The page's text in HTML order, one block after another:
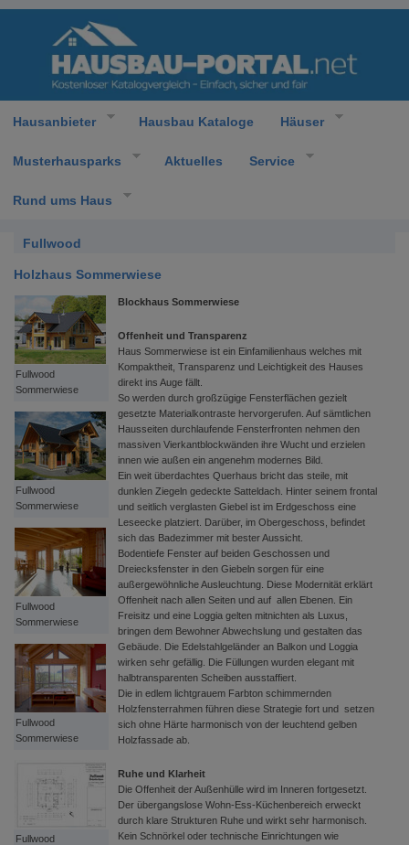
Hausanbieter Hausbau Kataloge Häuser
Musterhausparks Aktuelles Service
Rund ums Haus
Fullwood
Holzhaus Sommerwiese
Fullwood
Sommerwiese
Fullwood
Sommerwiese
Fullwood
Sommerwiese
Fullwood
Sommerwiese
Fullwood
Blockhaus Sommerwiese
Offenheit und Transparenz
Haus Sommerwiese ist ein Einfamilienhaus welches mit
Kompaktheit, Transparenz und Leichtigkeit des Hauses
direkt ins Auge fällt.
So werden durch großzügige Fensterflächen gezielt
gesetzte Materialkontraste hervorgerufen. Auf sämtlichen
Hausseiten durchlaufende Fensterfronten nehmen den
massiven Vierkantblockwänden ihre Wucht und erzielen
innen wie außen ein angenehm modernes Bild.
Ein weit überdachtes Querhaus bricht das steile, mit
dunklen Ziegeln gedeckte Satteldach. Hinter seinem frontal
und seitlich verglasten Giebel ist im Erdgeschoss eine
Leseecke platziert. Darüber, im Obergeschoss, befindet
sich das Badezimmer mit bester Aussicht.
Bodentiefe Fenster auf beiden Geschossen und
Dreiecksfenster in den Giebeln sorgen für eine
außergewöhnliche Ausleuchtung. Diese Modernität erklärt
Offenheit nach allen Seiten und auf allen Ebenen. Ein
Freisitz und eine Loggia gelten mitnichten als Luxus,
bringen dem Bewohner Abwechslung und gestalten das
Gebäude. Die Edelstahlgeländer an Balkon und Loggia
wirken sehr gefällig. Die Füllungen wurden elegant mit
halbtransparenten Scheiben ausstaffiert.
Die in edlem lichtgrauem Farbton schimmernden
Holzfensterrahmen führen diese Strategie fort und setzen
sich ohne Härte harmonisch von der leuchtend gelben
Holzfassade ab.
Ruhe und Klarheit
Die Offenheit der Außenhülle wird im Inneren fortgesetzt.
Der übergangslose Wohn-Ess-Küchenbereich erweckt
durch klare Strukturen Ruhe und wirkt sehr harmonisch.
Kein Schnörkel oder technische Einrichtungen wie